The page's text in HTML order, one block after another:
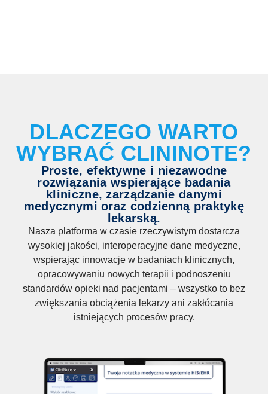
DLACZEGO WARTO
WYBRAĆ CLININOTE?
Proste, efektywne i niezawodne
rozwiązania wspierające badania
kliniczne, zarządzanie danymi
medycznymi oraz codzienną praktykę
lekarską.
Nasza platforma w czasie rzeczywistym dostarcza
wysokiej jakości, interoperacyjne dane medyczne,
wspierając innowacje w badaniach klinicznych,
opracowywaniu nowych terapii i podnoszeniu
standardów opieki nad pacjentami – wszystko to bez
zwiększania obciążenia lekarzy ani zakłócania
istniejących procesów pracy.